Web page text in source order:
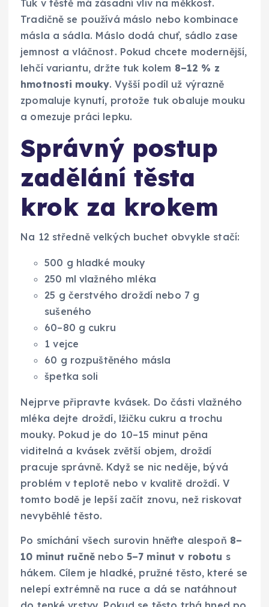
Tuk v těstě má zásadní vliv na měkkost.
Tradičně se používá máslo nebo kombinace
másla a sádla. Máslo dodá chuť, sádlo zase
jemnost a vláčnost. Pokud chcete modernější,
lehčí variantu, držte tuk kolem 8–12 % z
hmotnosti mouky. Vyšší podíl už výrazně
zpomaluje kynutí, protože tuk obaluje mouku
a omezuje práci lepku.
Správný postup
zadělání těsta
krok za krokem
Na 12 středně velkých buchet obvykle stačí:
500 g hladké mouky
250 ml vlažného mléka
25 g čerstvého droždí nebo 7 g
sušeného
60–80 g cukru
1 vejce
60 g rozpuštěného másla
špetka soli
Nejprve připravte kvásek. Do části vlažného
mléka dejte droždí, lžičku cukru a trochu
mouky. Pokud je do 10–15 minut pěna
viditelná a kvásek zvětší objem, droždí
pracuje správně. Když se nic neděje, bývá
problém v teplotě nebo v kvalitě droždí. V
tomto bodě je lepší začít znovu, než riskovat
nevyběhlé těsto.
Po smíchání všech surovin hněťte alespoň 8–
10 minut ručně nebo 5–7 minut v robotu s
hákem. Cílem je hladké, pružné těsto, které se
nelepí extrémně na ruce a dá se natáhnout